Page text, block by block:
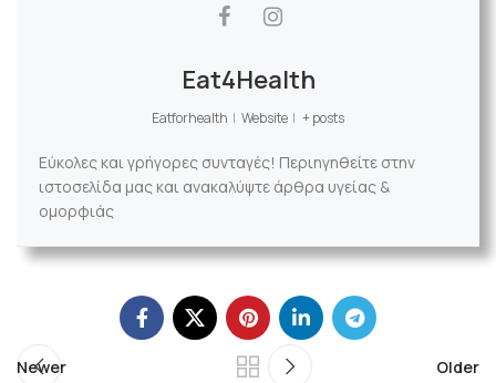
Eat4Health
Eatforhealth | Website | + posts
Εύκολες και γρήγορες συνταγές! Περιηγηθείτε στην
ιστοσελίδα μας και ανακαλύψτε άρθρα υγείας &
ομορφιάς
Newer Older